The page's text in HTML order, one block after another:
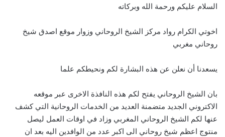
السلام عليكم ورحمة الله وبركاته
اخوتي الكرام رواد مركز الشيخ الروحاني وزوار موقع اصدق شيخ
روحاني مغربي
يسعدنا أن نعلن عن هذه البشارة لكم ونحيطكم علما
بان الشيخ الروحاني يفتح لكم هذه النافذة الاخرى عبر موقعه
الاكتروني الجديد متضمنة العديد من الخدمات الروحانية التي كشف
عنها لكم الشيخ الروحاني المغربي وزاد في اوقات العمل ليصل
منتوج اعظم شيخ روحاني الى اكبر عدد من الوافدين اليه بعد ان